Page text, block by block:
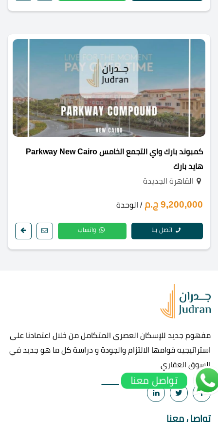
كمبوند بارك واي التجمع الخامس Parkway New Cairo
هايد بارك
القاهرة الجديدة
9,200,000 ج.م / الوحدة
اتصل بنا واتساب
مفهوم جديد للإسكان العصرى المتكامل من خلال اعتمادنا على
استراتيجيه قوامها الالتزام والجودة و دراسة كل ما هو جديد في
السوق العقاري
تواصل معنا
تواصل معنا